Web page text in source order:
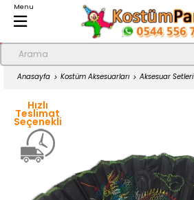
Menu
Anasayfa Kostüm Aksesuarları Aksesuar Setleri
Kimono Kostüm Aksesuarı Yelpaze
Hızlı
Teslimat
Seçenekli